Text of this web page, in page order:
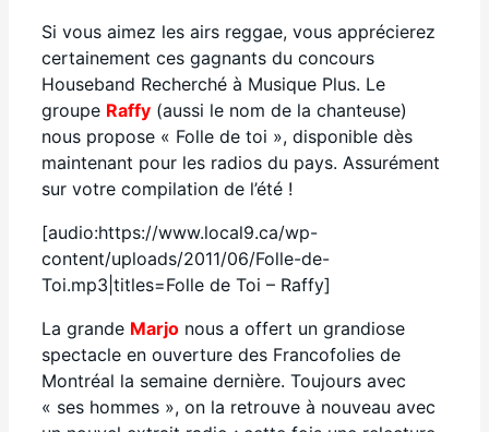
Si vous aimez les airs reggae, vous apprécierez
certainement ces gagnants du concours
Houseband Recherché à Musique Plus. Le
groupe Raffy (aussi le nom de la chanteuse)
nous propose « Folle de toi », disponible dès
maintenant pour les radios du pays. Assurément
sur votre compilation de l’été !
[audio:https://www.local9.ca/wp-
content/uploads/2011/06/Folle-de-
Toi.mp3|titles=Folle de Toi – Raffy]
La grande Marjo nous a offert un grandiose
spectacle en ouverture des Francofolies de
Montréal la semaine dernière. Toujours avec
« ses hommes », on la retrouve à nouveau avec